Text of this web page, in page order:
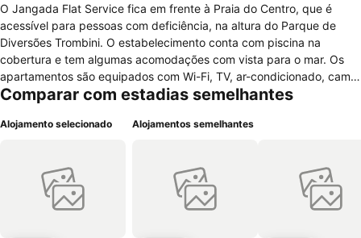
O Jangada Flat Service fica em frente à Praia do Centro, que é
acessível para pessoas com deficiência, na altura do Parque de
Diversões Trombini. O estabelecimento conta com piscina na
cobertura e tem algumas acomodações com vista para o mar. Os
apartamentos são equipados com Wi-Fi, TV, ar-condicionado, cama
box, cofre, cozinha americana, minibar, micro-ondas e louças. Entre
Os hóspedes têm à disposição academia, sauna, sala de jogos e
estrutura do Jangada Flat Service. O café da manhã está incluso
em algumas diárias. Dez minutos de caminhada levam ao Pimenta
de Cheiro, uma opção para almoço, e ao Zanfredo, que abre abre
Comparar com estadias semelhantes
Alojamento selecionado Alojamentos semelhantes